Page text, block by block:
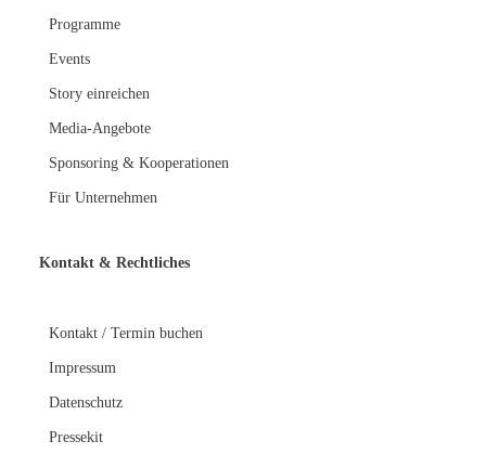
Programme
Events
Story einreichen
Media-Angebote
Sponsoring & Kooperationen
Für Unternehmen
Kontakt & Rechtliches
Kontakt / Termin buchen
Impressum
Datenschutz
Pressekit